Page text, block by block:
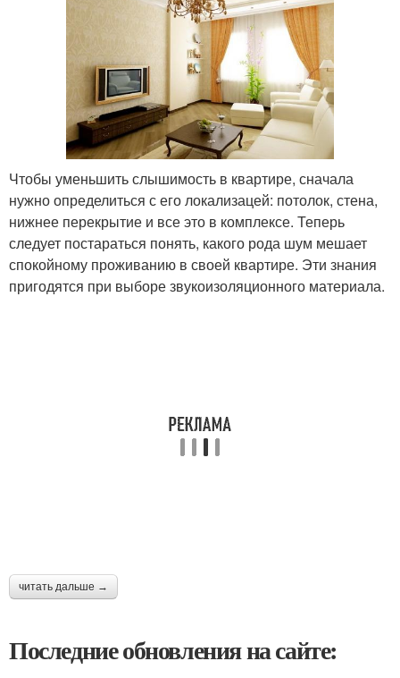
Чтобы уменьшить слышимость в квартире, сначала
нужно определиться с его локализацей: потолок, стена,
нижнее перекрытие и все это в комплексе. Теперь
следует постараться понять, какого рода шум мешает
спокойному проживанию в своей квартире. Эти знания
пригодятся при выборе звукоизоляционного материала.
читать дальше →
Последние обновления на сайте: